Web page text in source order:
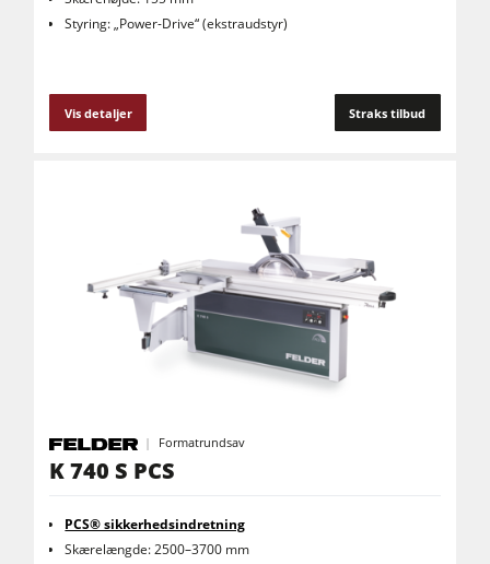
Styring: „Power-Drive“ (ekstraudstyr)
Vis detaljer Straks tilbud
Formatrundsav
K 740 S PCS
PCS® sikkerhedsindretning
Skærelængde: 2500–3700 mm